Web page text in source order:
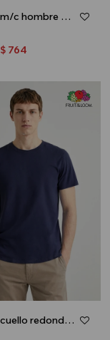
Remera m/c hombre PIXAR - Crudo
$ 764
Remera cuello redondo ICONIC 150 - Azul marino